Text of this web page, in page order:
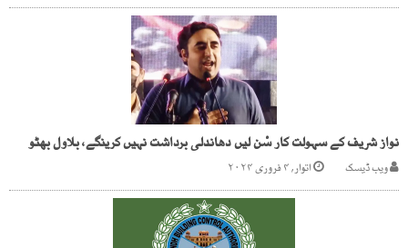
نواز شریف کے سہولت کار سْن لیں دھاندلی برداشت نہیں کرینگے، بلاول بھٹو
ویب ڈیسک اتوار, ۴ فروری ۲۰۲۴